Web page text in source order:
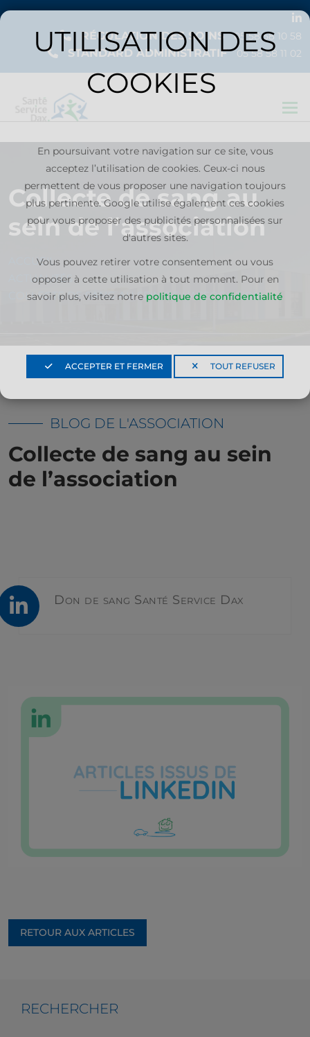
RÉGULATION DES SOINS 05 58 58 10 58
STANDARD ADMINISTRATIF 05 58 58 11 02
ACCUEIL
L’ASSOCIATION
L’OFFRE
DE SOIN
LE
Collecte de sang au
sein de l’association
ACCUEIL
ACTUALITÉS
COLLECTE DE SANG AU SEIN DE L’ASSOCIATION
BLOG DE L'ASSOCIATION
Collecte de sang au sein
de l’association
Don de sang Santé Service Dax
RETOUR AUX ARTICLES
RECHERCHER
UTILISATION DES
COOKIES
En poursuivant votre navigation sur ce site, vous
acceptez l’utilisation de cookies. Ceux-ci nous
permettent de vous proposer une navigation toujours
plus pertinente.Google utilise également ces cookies
pour vous proposer des publicités personnalisées sur
d'autres sites.
Vous pouvez retirer votre consentement ou vous
opposer à cette utilisation à tout moment. Pour en
savoir plus, visitez notre politique de confidentialité
ACCEPTER ET FERMER TOUT REFUSER